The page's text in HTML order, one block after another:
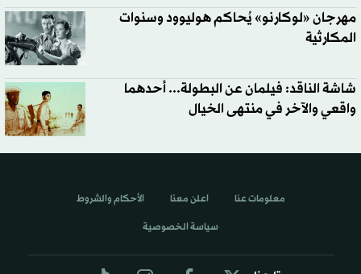
مهرجان «لوكارنو» يُحاكم هوليوود وسنوات
المكارثية
شاشة الناقد: فيلمان عن البطولة... أحدهما
واقعي والآخر في منتهى الخيال
معلومات عنا اعلن معنا الأحكام والشروط
سياسة الخصوصية